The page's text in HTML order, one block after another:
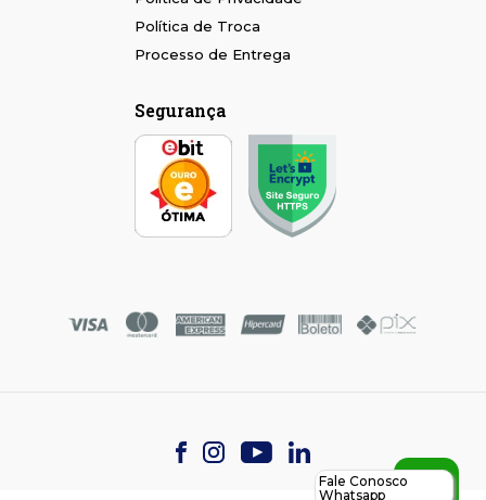
Política de Troca
Processo de Entrega
Segurança
Fale Conosco
Whatsapp